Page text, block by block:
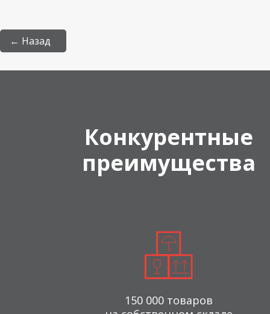
← Назад
Конкурентные
преимущества
150 000 товаров